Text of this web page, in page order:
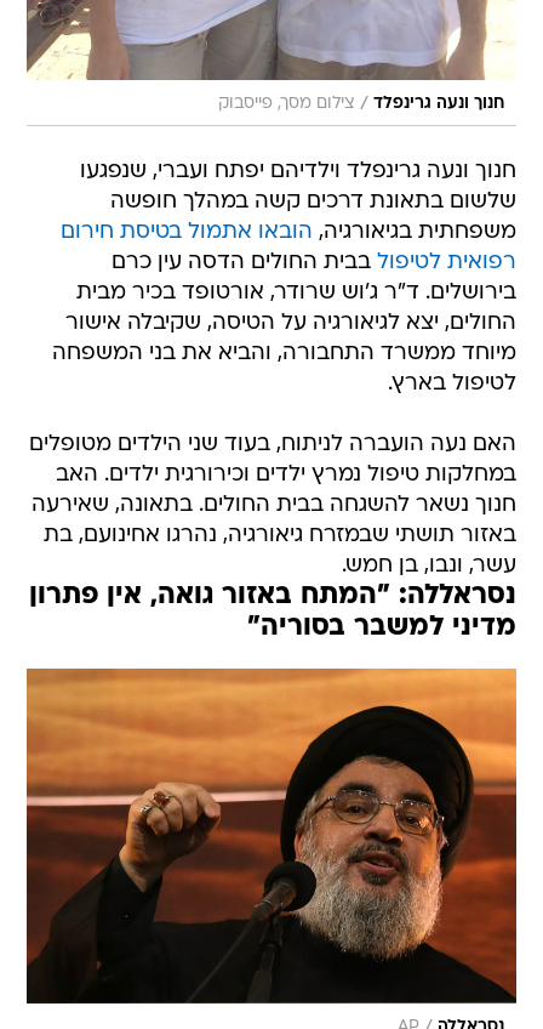
חנוך ונעה גרינפלד / צילום מסך, פייסבוק
חנוך ונעה גרינפלד וילדיהם יפתח ועברי, שנפגעו
שלשום בתאונת דרכים קשה במהלך חופשה
משפחתית בגיאורגיה, הובאו אתמול בטיסת חירום
רפואית לטיפול בבית החולים הדסה עין כרם
בירושלים. ד"ר ג'וש שרודר, אורטופד בכיר מבית
החולים, יצא לגיאורגיה על הטיסה, שקיבלה אישור
מיוחד ממשרד התחבורה, והביא את בני המשפחה
לטיפול בארץ.
האם נעה הועברה לניתוח, בעוד שני הילדים מטופלים
במחלקות טיפול נמרץ ילדים וכירורגית ילדים. האב
חנוך נשאר להשגחה בבית החולים. בתאונה, שאירעה
באזור תושתי שבמזרח גיאורגיה, נהרגו אחינועם, בת
עשר, ונבו, בן חמש.
נסראללה: "המתח באזור גואה, אין פתרון
מדיני למשבר בסוריה"